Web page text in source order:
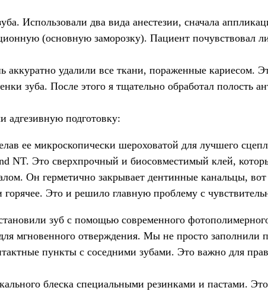
Использовали два вида анестезии, сначала
(основную заморозку). Пациент почувствовал
удалили все ткани, пораженные кариесом.
зуба. После этого я тщательно обработал полость
адгезивную подготовку:
ее микроскопически шероховатой для лучшего
NT. Это сверхпрочный и биосовместимый клей,
Он герметично закрывает дентинные канальцы,
Это и решило главную проблему с
зуб с помощью современного
мгновенного отверждения. Мы не просто заполнили
пункты с соседними зубами. Это важно для
блеска специальными резинками и пастами.